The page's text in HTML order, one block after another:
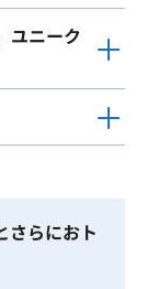
ユニーク
さらにおト